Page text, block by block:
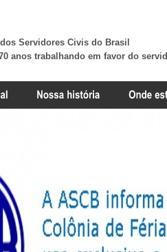
Servidores Civis do Brasil
anos trabalhando em favor do